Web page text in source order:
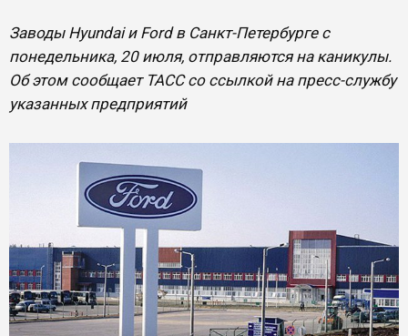
Заводы Hyundai и Ford в Санкт-Петербурге с
понедельника, 20 июля, отправляются на каникулы.
Об этом сообщает ТАСС со ссылкой на пресс-службу
указанных предприятий